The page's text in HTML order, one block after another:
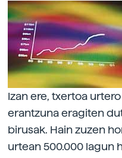
Izan ere, txertoa
erantzuna eragiten
birusak. Hain zuzen
urtean 500.000 lagun